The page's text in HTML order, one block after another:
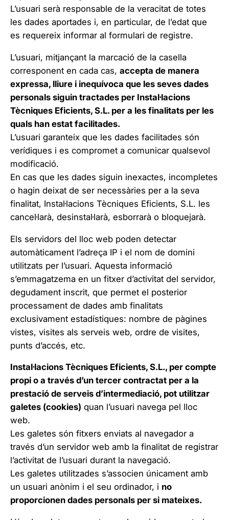
L’usuari serà responsable de la veracitat de totes
les dades aportades i, en particular, de l’edat que
es requereix informar al formulari de registre.
L’usuari, mitjançant la marcació de la casella
corresponent en cada cas, accepta de manera
expressa, lliure i inequívoca que les seves dades
personals siguin tractades per Instal·lacions
Tècniques Eficients, S.L. per a les finalitats per les
quals han estat facilitades.
L’usuari garanteix que les dades facilitades són
verídiques i es compromet a comunicar qualsevol
modificació.
En cas que les dades siguin inexactes, incompletes
o hagin deixat de ser necessàries per a la seva
finalitat, Instal·lacions Tècniques Eficients, S.L. les
cancel·larà, desinstal·larà, esborrarà o bloquejarà.
Els servidors del lloc web poden detectar
automàticament l’adreça IP i el nom de domini
utilitzats per l’usuari. Aquesta informació
s’emmagatzema en un fitxer d’activitat del servidor,
degudament inscrit, que permet el posterior
processament de dades amb finalitats
exclusivament estadístiques: nombre de pàgines
vistes, visites als serveis web, ordre de visites,
punts d’accés, etc.
Instal·lacions Tècniques Eficients, S.L., per compte
propi o a través d’un tercer contractat per a la
prestació de serveis d’intermediació, pot utilitzar
galetes (cookies) quan l’usuari navega pel lloc
web.
Les galetes són fitxers enviats al navegador a
través d’un servidor web amb la finalitat de registrar
l’activitat de l’usuari durant la navegació.
Les galetes utilitzades s’associen únicament amb
un usuari anònim i el seu ordinador, i no
proporcionen dades personals per si mateixes.